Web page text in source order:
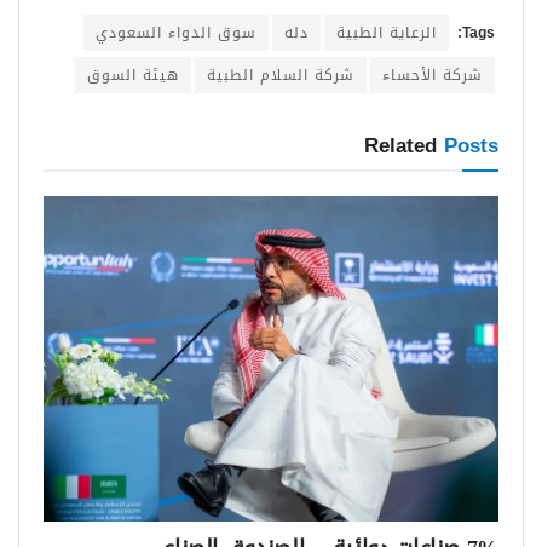
Tags: الرعاية الطبية دله
سوق الدواء السعودي
شركة الأحساء
شركة السلام الطبية هيئة السوق
Related Posts